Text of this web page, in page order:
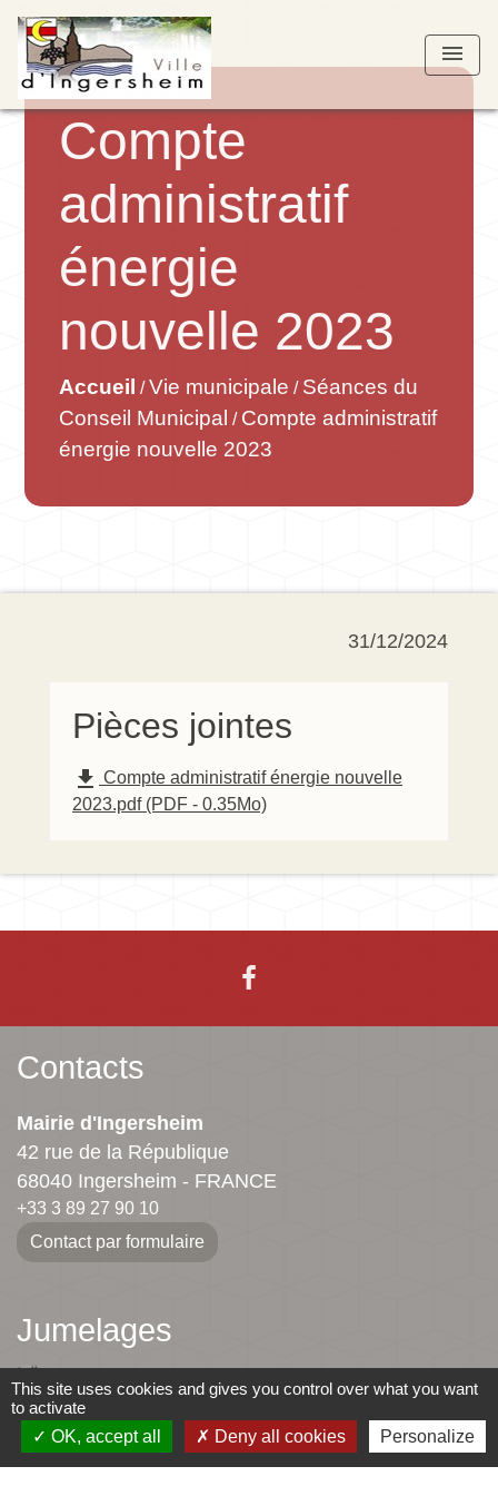
menu
Compte
administratif
énergie
nouvelle 2023
Accueil /Vie municipale / Séances du
Conseil Municipal / Compte administratif
énergie nouvelle 2023
31/12/2024
Pièces jointes
file_download Compte administratif énergie nouvelle
2023.pdf (PDF - 0.35Mo)
Contacts
Mairie d'Ingersheim
42 rue de la République
68040 Ingersheim - FRANCE
+33 3 89 27 90 10
Contact par formulaire
Jumelages
Ingersheim
Mauriac
This site uses cookies and gives you control over what you want
to activate
OK, accept all
Deny all cookies Personalize